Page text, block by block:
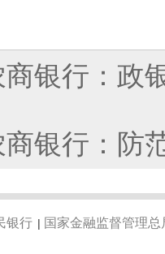
银行：政
银行：防
银行 | 国家金融监督管理总